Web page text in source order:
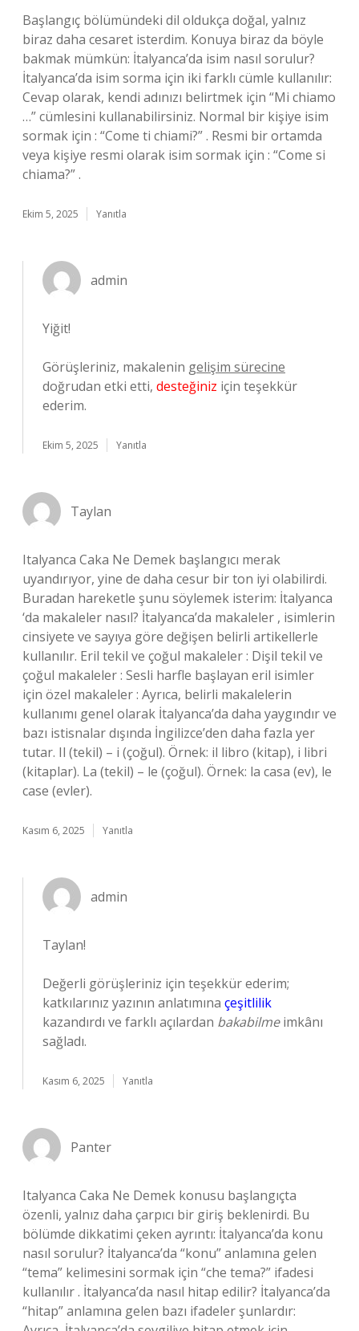
Başlangıç bölümündeki dil oldukça doğal, yalnız
biraz daha cesaret isterdim. Konuya biraz da böyle
bakmak mümkün: İtalyanca’da isim nasıl sorulur?
İtalyanca’da isim sorma için iki farklı cümle kullanılır:
Cevap olarak, kendi adınızı belirtmek için “Mi chiamo
…” cümlesini kullanabilirsiniz. Normal bir kişiye isim
sormak için : “Come ti chiami?” . Resmi bir ortamda
veya kişiye resmi olarak isim sormak için : “Come si
chiama?” .
Ekim 5, 2025 Yanıtla
admin
Yiğit!
Görüşleriniz, makalenin gelişim sürecine
doğrudan etki etti, desteğiniz için teşekkür
ederim.
Ekim 5, 2025 Yanıtla
Taylan
Italyanca Caka Ne Demek başlangıcı merak
uyandırıyor, yine de daha cesur bir ton iyi olabilirdi.
Buradan hareketle şunu söylemek isterim: İtalyanca
‘da makaleler nasıl? İtalyanca’da makaleler , isimlerin
cinsiyete ve sayıya göre değişen belirli artikellerle
kullanılır. Eril tekil ve çoğul makaleler : Dişil tekil ve
çoğul makaleler : Sesli harfle başlayan eril isimler
için özel makaleler : Ayrıca, belirli makalelerin
kullanımı genel olarak İtalyanca’da daha yaygındır ve
bazı istisnalar dışında İngilizce’den daha fazla yer
tutar. Il (tekil) – i (çoğul). Örnek: il libro (kitap), i libri
(kitaplar). La (tekil) – le (çoğul). Örnek: la casa (ev), le
case (evler).
Kasım 6, 2025 Yanıtla
admin
Taylan!
Değerli görüşleriniz için teşekkür ederim;
katkılarınız yazının anlatımına çeşitlilik
kazandırdı ve farklı açılardan bakabilmeimkânı
sağladı.
Kasım 6, 2025 Yanıtla
Panter
Italyanca Caka Ne Demek konusu başlangıçta
özenli, yalnız daha çarpıcı bir giriş beklenirdi. Bu
bölümde dikkatimi çeken ayrıntı: İtalyanca’da konu
nasıl sorulur? İtalyanca’da “konu” anlamına gelen
“tema” kelimesini sormak için “che tema?” ifadesi
kullanılır . İtalyanca’da nasıl hitap edilir? İtalyanca’da
“hitap” anlamına gelen bazı ifadeler şunlardır: